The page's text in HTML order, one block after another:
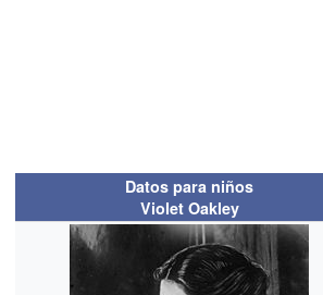
Datos para niños
Violet Oakley